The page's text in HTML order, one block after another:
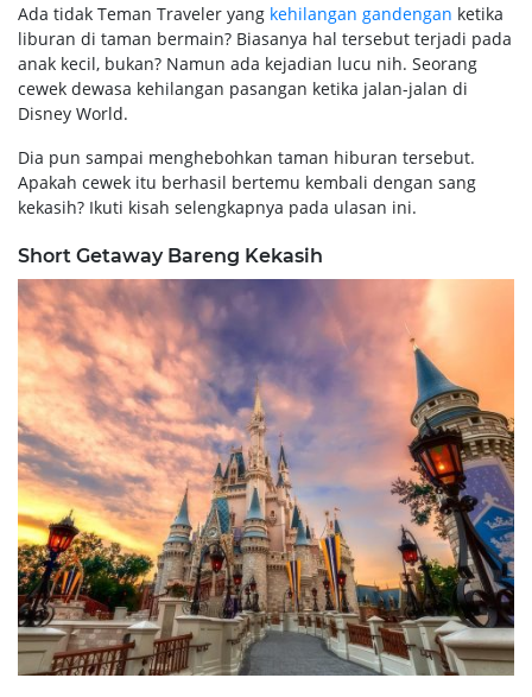
Ada tidak Teman Traveler yang kehilangan gandengan ketika
liburan di taman bermain? Biasanya hal tersebut terjadi pada
anak kecil, bukan? Namun ada kejadian lucu nih. Seorang
cewek dewasa kehilangan pasangan ketika jalan-jalan di
Disney World.
Dia pun sampai menghebohkan taman hiburan tersebut.
Apakah cewek itu berhasil bertemu kembali dengan sang
kekasih? Ikuti kisah selengkapnya pada ulasan ini.
Short Getaway Bareng Kekasih